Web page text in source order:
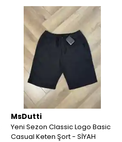
MsDutti
Yeni Sezon Classic Logo Basic
Casual Keten Şort - SİYAH